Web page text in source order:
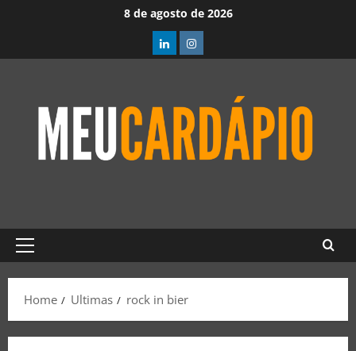
8 de agosto de 2026
Home Ultimas rock in bier